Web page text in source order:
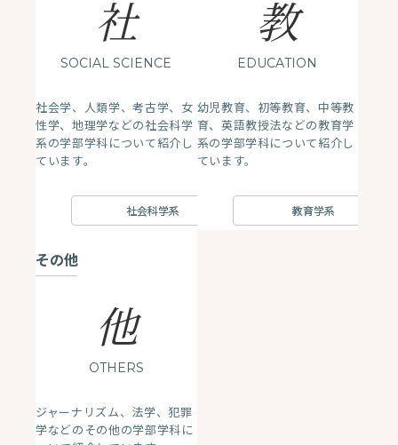
社
SOCIAL SCIENCE
社会学、人類学、考古学、女
性学、地理学などの社会科学
系の学部学科について紹介し
ています。
社会科学系
教
EDUCATION
幼児教育、初等教育、中等教
育、英語教授法などの教育学
系の学部学科について紹介し
ています。
教育学系
その他
他
OTHERS
ジャーナリズム、法学、犯罪
学などのその他の学部学科に